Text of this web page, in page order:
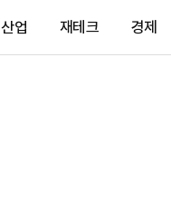
산업 재테크 경제